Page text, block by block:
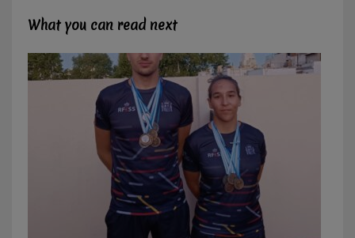
What you can read next